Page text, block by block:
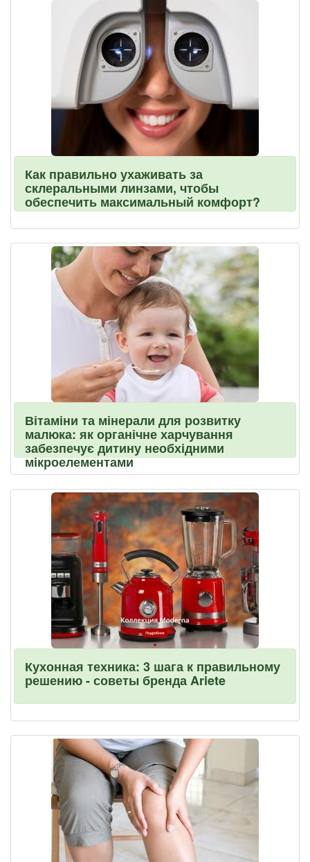
Как правильно ухаживать за
склеральными линзами, чтобы
обеспечить максимальный комфорт?
Вітаміни та мінерали для розвитку
малюка: як органічне харчування
забезпечує дитину необхідними
мікроелементами
Кухонная техника: 3 шага к правильному
решению - советы бренда Ariete